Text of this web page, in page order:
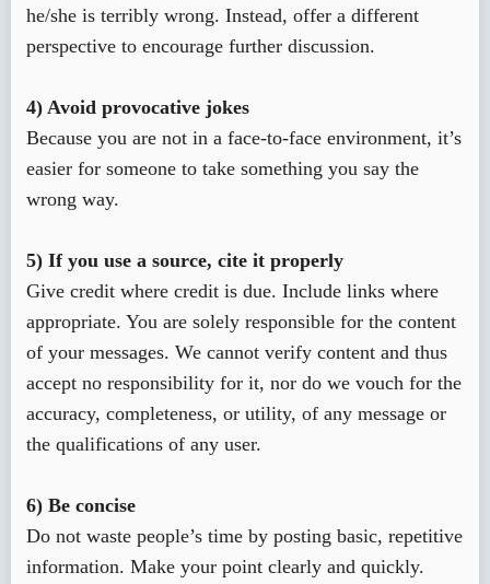
he/she is terribly wrong. Instead, offer a different
perspective to encourage further discussion.
4) Avoid provocative jokes
Because you are not in a face-to-face environment, it’s
easier for someone to take something you say the
wrong way.
5) If you use a source, cite it properly
Give credit where credit is due. Include links where
appropriate. You are solely responsible for the content
of your messages. We cannot verify content and thus
accept no responsibility for it, nor do we vouch for the
accuracy, completeness, or utility, of any message or
the qualifications of any user.
6) Be concise
Do not waste people’s time by posting basic, repetitive
information. Make your point clearly and quickly.